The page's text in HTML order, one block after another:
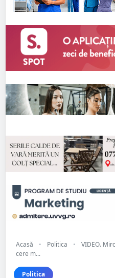
Acasă • Politica •
VIDEO.
cere m...
Politica